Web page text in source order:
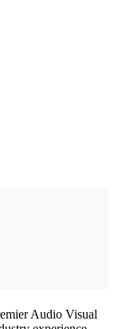
Audio Visual